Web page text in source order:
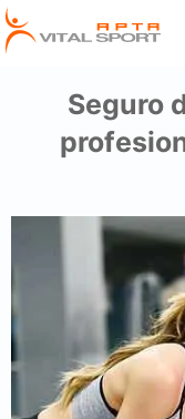
Seguro